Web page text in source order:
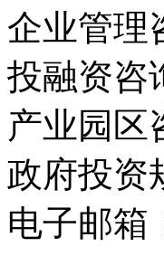
企业管理
投融资咨
产业园区
政府投资
电子邮箱